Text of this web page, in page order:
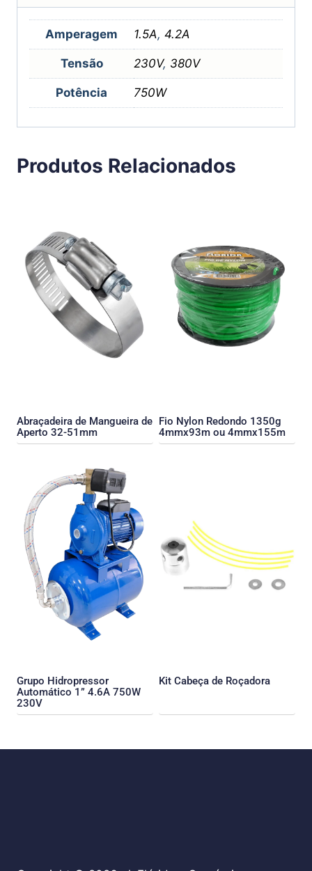
Amperagem 1.5A, 4.2A
Tensão 230V, 380V
Potência 750W
Produtos Relacionados
Abraçadeira de Mangueira de
Aperto 32-51mm
Fio Nylon Redondo 1350g
4mmx93m ou 4mmx155m
Grupo Hidropressor
Automático 1” 4.6A 750W
230V
Kit Cabeça de Roçadora